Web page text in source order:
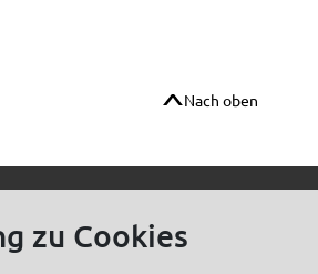
Nach oben
zu Cookies